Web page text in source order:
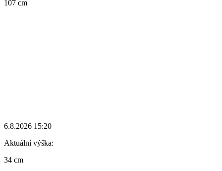
107 cm
6.8.2026 15:20
Aktuální výška:
34 cm